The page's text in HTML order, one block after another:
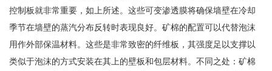
控制板就非常重要，如上所述。这些可变渗透膜将确保墙壁在冷却
季节在墙壁的蒸汽分布反转时表现良好。矿棉的配置可以代替泡沫
用作外部保温材料。这些是非常致密的纤维板，其强度足以支撑以
类似于泡沫的方式安装在其上的壁板和包层材料。不同之处：矿棉